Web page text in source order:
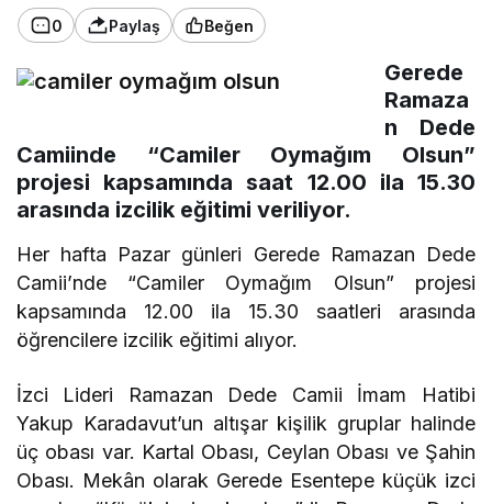
0 Paylaş Beğen
Gerede
Ramaza
n Dede
Camiinde “Camiler Oymağım Olsun”
projesi kapsamında saat 12.00 ila 15.30
arasında izcilik eğitimi veriliyor.
Her hafta Pazar günleri Gerede Ramazan Dede
Camii’nde “Camiler Oymağım Olsun” projesi
kapsamında 12.00 ila 15.30 saatleri arasında
öğrencilere izcilik eğitimi alıyor.
İzci Lideri Ramazan Dede Camii İmam Hatibi
Yakup Karadavut’un altışar kişilik gruplar halinde
üç obası var. Kartal Obası, Ceylan Obası ve Şahin
Obası. Mekân olarak Gerede Esentepe küçük izci